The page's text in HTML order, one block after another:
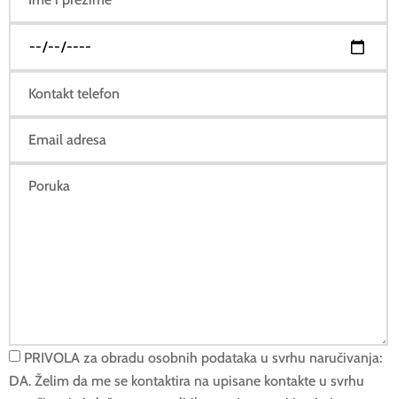
PRIVOLA za obradu osobnih podataka u svrhu naručivanja:
DA. Želim da me se kontaktira na upisane kontakte u svrhu